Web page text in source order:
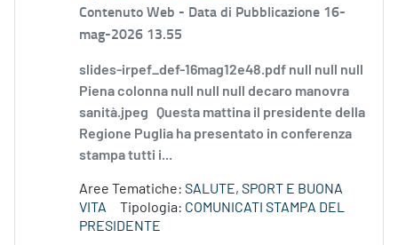
Contenuto Web - Data di Pubblicazione 16-
mag-2026 13.55
slides-irpef_def-16mag12e48.pdf null null null
Piena colonna null null null decaro manovra
sanità.jpeg Questa mattina il presidente della
Regione Puglia ha presentato in conferenza
stampa tutti i...
Aree Tematiche: SALUTE, SPORT E BUONA
VITA
Tipologia: COMUNICATI STAMPA DEL
PRESIDENTE